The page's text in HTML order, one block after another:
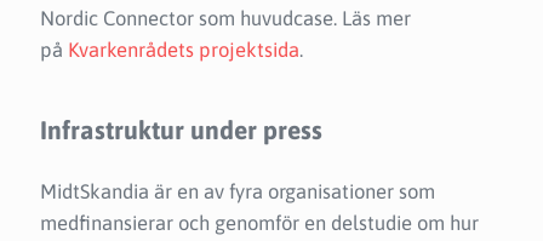
Nordic Connector som huvudcase. Läs mer
på Kvarkenrådets projektsida.
Infrastruktur under press
MidtSkandia är en av fyra organisationer som
medfinansierar och genomför en delstudie om hur